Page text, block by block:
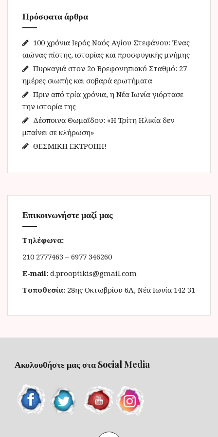
σ
η
γ
ι
α
:
Πρόσφατα άρθρα
100 χρόνια Ιερός Ναός Αγίου Στεφάνου: Ένας
αιώνας πίστης, ιστορίας και προσφυγικής μνήμης
Πυρκαγιά στον 2ο Βρεφονηπιακό Σταθμό: 27
ημέρες σιωπής και σοβαρά ερωτήματα
Πριν από τρία χρόνια, η Νέα Ιωνία γιόρτασε
την ιστορία της
Δέσποινα Θωμαΐδου: «Η Τρίτη Ηλικία δεν
μπαίνει σε κλήρωση»
ΘΕΣΜΙΚΗ ΕΚΤΡΟΠΗ!
Επικοινωνήστε μαζί μας
Τηλέφωνα:
210 2777463 – 6977 346260
E-mail: d.prooptikis@gmail.com
Τοποθεσία: 28ης Οκτωβρίου 6Α, Νέα Ιωνία 142 31
Ακολουθήστε μας στα Social Media